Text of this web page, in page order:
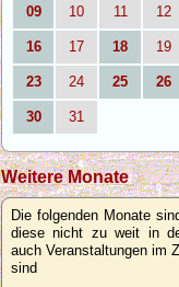
09 10 11 12
16 17 18 19
23 24 25 26
30 31
Weitere Monate
Die folgenden Monate
diese nicht zu weit in
auch Veranstaltungen im
sind